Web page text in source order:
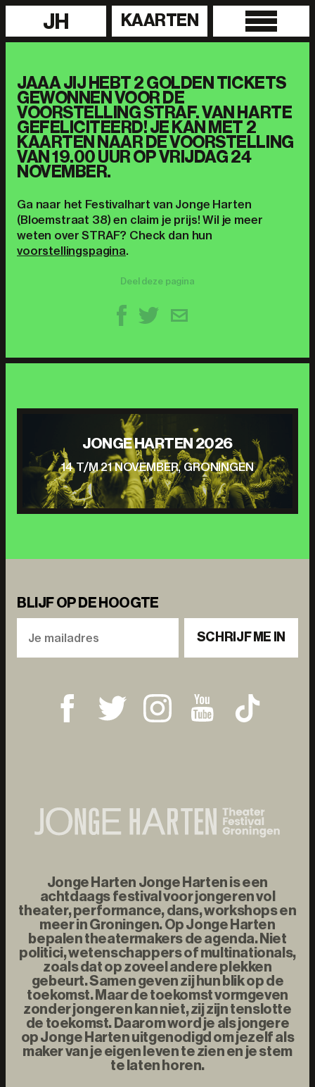
JH KAARTEN
JAAA JIJ HEBT 2 GOLDEN TICKETS
GEWONNEN VOOR DE
VOORSTELLING STRAF. VAN HARTE
GEFELICITEERD! JE KAN MET 2
KAARTEN NAAR DE VOORSTELLING
VAN 19.00 UUR OP VRIJDAG 24
NOVEMBER.
Ga naar het Festivalhart van Jonge Harten
(Bloemstraat 38) en claim je prijs! Wil je meer
weten over STRAF? Check dan hun
voorstellingspagina.
Deel deze pagina
JONGE HARTEN 2026
14 T/M 21 NOVEMBER, GRONINGEN
BLIJF OP DE HOOGTE
SCHRIJF ME IN
Jonge Harten Jonge Harten is een
achtdaags festival voor jongeren vol
theater, performance, dans, workshops en
meer in Groningen. Op Jonge Harten
bepalen theatermakers de agenda. Niet
politici, wetenschappers of multinationals,
zoals dat op zoveel andere plekken
gebeurt. Samen geven zij hun blik op de
toekomst. Maar de toekomst vormgeven
zonder jongeren kan niet, zij zijn tenslotte
de toekomst. Daarom word je als jongere
op Jonge Harten uitgenodigd om jezelf als
maker van je eigen leven te zien en je stem
te laten horen.